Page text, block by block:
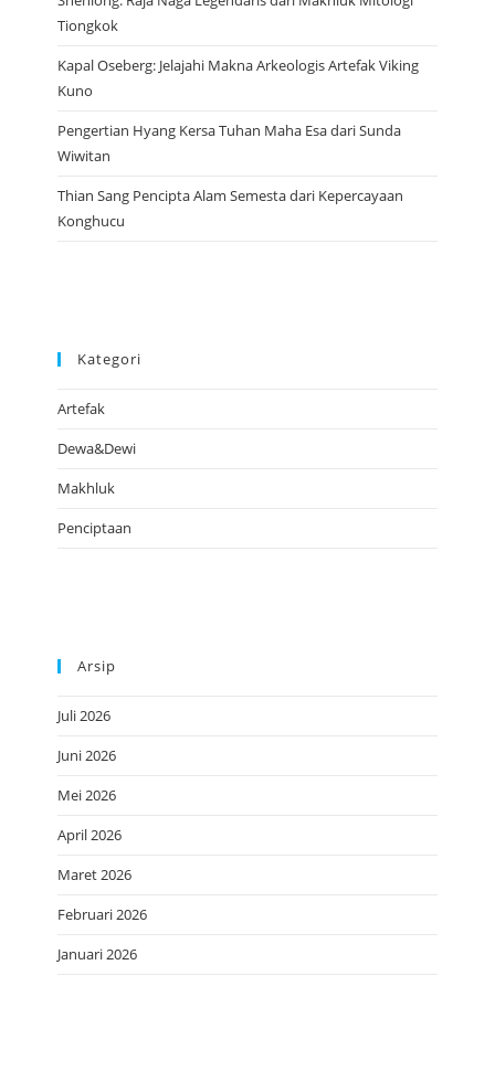
Tiongkok
Kapal Oseberg: Jelajahi Makna Arkeologis Artefak Viking
Kuno
Pengertian Hyang Kersa Tuhan Maha Esa dari Sunda
Wiwitan
Thian Sang Pencipta Alam Semesta dari Kepercayaan
Konghucu
Kategori
Artefak
Dewa&Dewi
Makhluk
Penciptaan
Arsip
Juli 2026
Juni 2026
Mei 2026
April 2026
Maret 2026
Februari 2026
Januari 2026